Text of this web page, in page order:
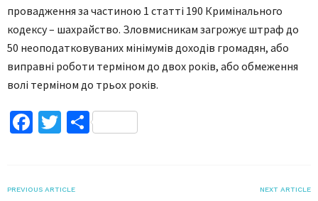
провадження за частиною 1 статті 190 Кримінального
кодексу – шахрайство. Зловмисникам загрожує штраф до
50 неоподатковуваних мінімумів доходів громадян, або
виправні роботи терміном до двох років, або обмеження
волі терміном до трьох років.
Facebook
TwitterПоділитися
PREVIOUS ARTICLE NEXT ARTICLE